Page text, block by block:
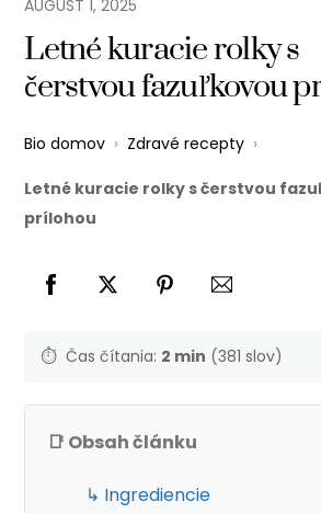
AUGUST 1,2025
Letné kuracie rolky s
čerstvou fazuľkovou
Bio domov › Zdravé recepty ›
Letné kuracie rolky s čerstvou
prílohou
⏱️ Čas čítania: 2 min (381 slov)
📑 Obsah článku
↳ Ingrediencie